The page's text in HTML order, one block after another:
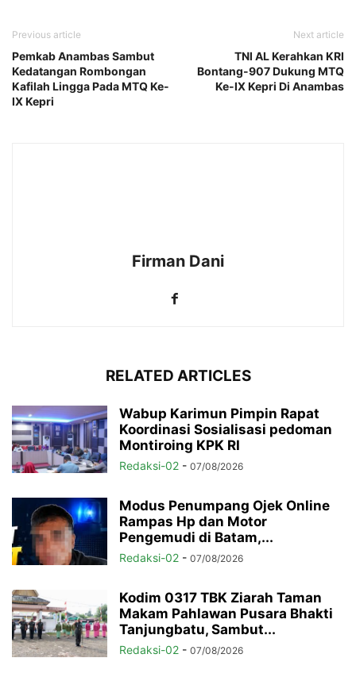
Previous article
Pemkab Anambas Sambut
Kedatangan Rombongan
Kafilah Lingga Pada MTQ Ke-
IX Kepri
Next article
TNI AL Kerahkan KRI
Bontang-907 Dukung MTQ
Ke-IX Kepri Di Anambas
Firman Dani
RELATED ARTICLES
Wabup Karimun Pimpin Rapat
Koordinasi Sosialisasi pedoman
Montiroing KPK RI
Redaksi-02 - 07/08/2026
Modus Penumpang Ojek Online
Rampas Hp dan Motor
Pengemudi di Batam,...
Redaksi-02 - 07/08/2026
Kodim 0317 TBK Ziarah Taman
Makam Pahlawan Pusara Bhakti
Tanjungbatu, Sambut...
Redaksi-02 - 07/08/2026